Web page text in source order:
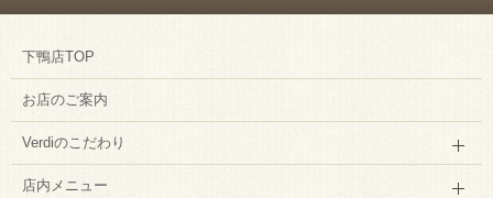
下鴨店TOP
お店のご案内
Verdiのこだわり
店内メニュー